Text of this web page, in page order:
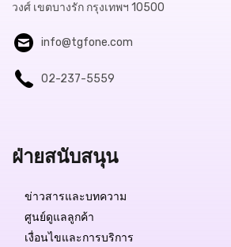
วงศ์ เขตบางรัก กรุงเทพฯ 10500
info@tgfone.com
02-237-5559
ฝ่ายสนับสนุน
ข่าวสารและบทความ
ศูนย์ดูแลลูกค้า
เงื่อนไขและการบริการ